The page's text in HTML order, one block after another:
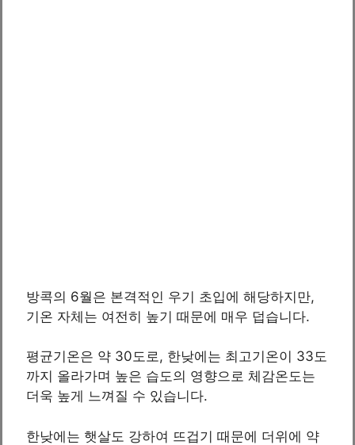
방콕의 6월은 본격적인 우기 초입에 해당하지만,
기온 자체는 여전히 높기 때문에 매우 덥습니다.
평균기온은 약 30도로, 한낮에는 최고기온이 33도
까지 올라가며 높은 습도의 영향으로 체감온도는
더욱 높게 느껴질 수 있습니다.
한낮에는 햇살도 강하여 뜨겁기 때문에 더위에 약